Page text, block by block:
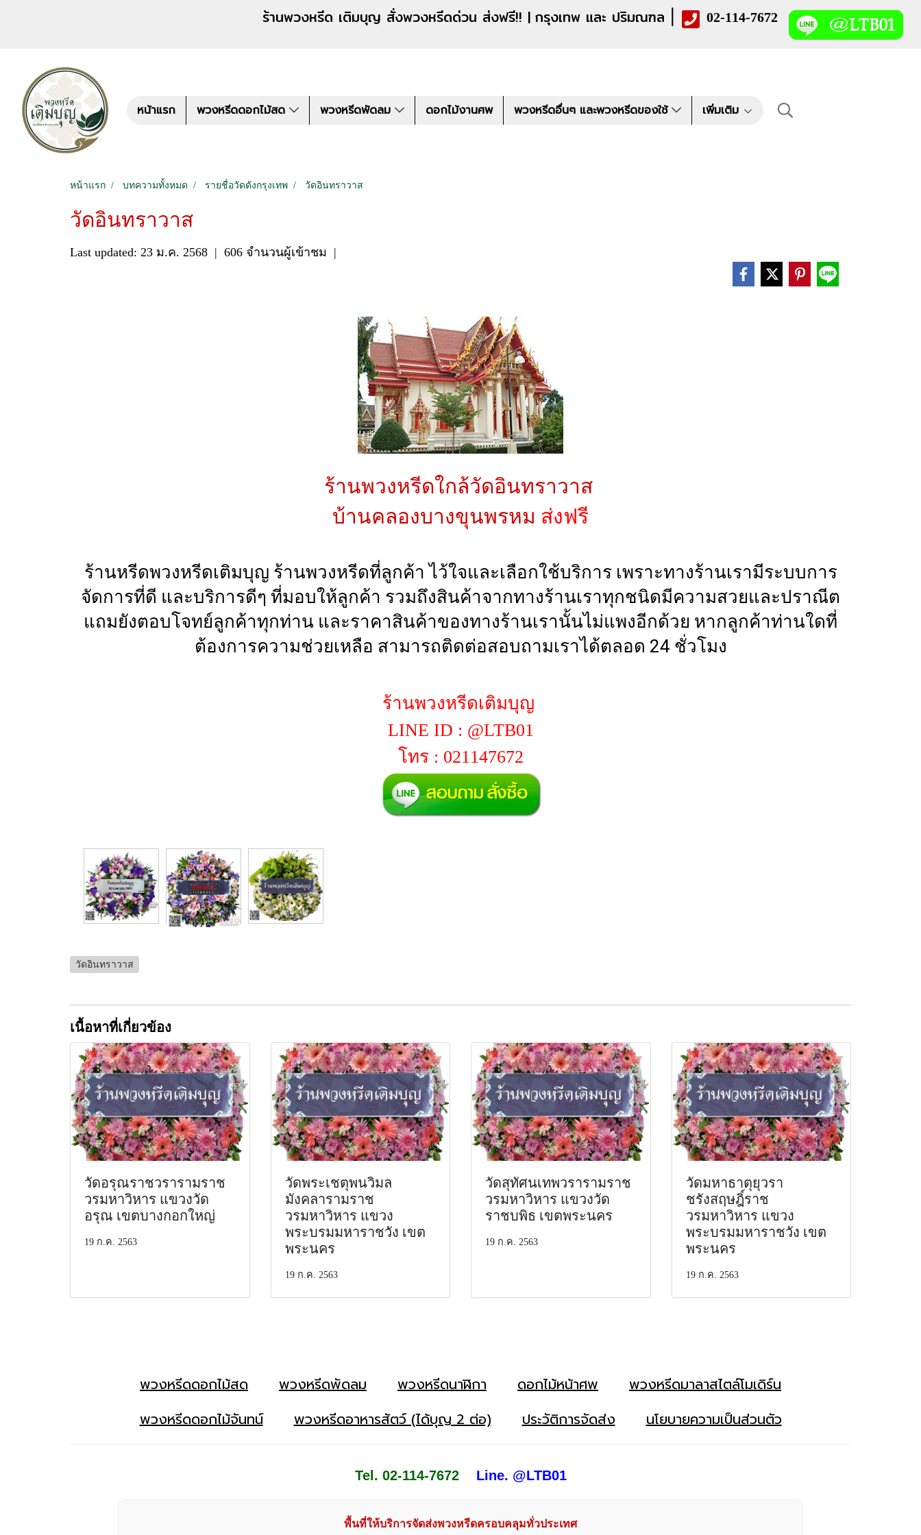
ร้านพวงหรีด เติมบุญ สั่งพวงหรีดด่วน ส่งฟรี!! | กรุงเทพ และ ปริมณฑล | 02-114-7672
หน้าแรก พวงหรีดดอกไม้สด พวงหรีดพัดลม ดอกไม้งานศพ พวงหรีดอื่นๆ และพวงหรีดของใช้ เพิ่มเติม
หน้าแรก บทความทั้งหมด รายชื่อวัดดังกรุงเทพ วัดอินทราวาส
วัดอินทราวาส
Last updated: 23 ม.ค. 2568 | 606 จำนวนผู้เข้าชม |
ร้านพวงหรีดใกล้วัดอินทราวาส
บ้านคลองบางขุนพรหม ส่งฟรี
ร้านหรีดพวงหรีดเติมบุญ ร้านพวงหรีดที่ลูกค้า ไว้ใจและเลือกใช้บริการ เพราะทางร้านเรามีระบบการ
จัดการที่ดี และบริการดีๆ ที่มอบให้ลูกค้า รวมถึงสินค้าจากทางร้านเราทุกชนิดมีความสวยและปราณีต
แถมยังตอบโจทย์ลูกค้าทุกท่าน และราคาสินค้าของทางร้านเรานั้นไม่แพงอีกด้วย หากลูกค้าท่านใดที่
ต้องการความช่วยเหลือ สามารถติดต่อสอบถามเราได้ตลอด 24 ชั่วโมง
ร้านพวงหรีดเติมบุญ
LINE ID : @LTB01
โทร : 021147672
วัดอินทราวาส
เนื้อหาที่เกี่ยวข้อง
วัดอรุณราชวรารามราช
วรมหาวิหาร แขวงวัด
อรุณ เขตบางกอกใหญ่
19 ก.ค. 2563
วัดพระเชตุพนวิมล
มังคลารามราช
วรมหาวิหาร แขวง
พระบรมมหาราชวัง เขต
พระนคร
19 ก.ค. 2563
วัดสุทัศนเทพวรารามราช
วรมหาวิหาร แขวงวัด
ราชบพิธ เขตพระนคร
19 ก.ค. 2563
วัดมหาธาตุยุวรา
ชรังสฤษฎิ์ราช
วรมหาวิหาร แขวง
พระบรมมหาราชวัง เขต
พระนคร
19 ก.ค. 2563
พวงหรีดดอกไม้สด พวงหรีดพัดลม พวงหรีดนาฬิกา ดอกไม้หน้าศพ
พวงหรีดมาลาสไตล์โมเดิร์น
พวงหรีดดอกไม้จันทน์
พวงหรีดอาหารสัตว์ (ได้บุญ 2 ต่อ) ประวัติการจัดส่ง นโยบายความเป็นส่วนตัว
Tel. 02-114-7672 Line. @LTB01
พื้นที่ให้บริการจัดส่งพวงหรีดครอบคลุมทั่วประเทศ